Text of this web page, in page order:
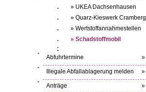
» UKEA Dachsenhausen
» Quarz-Kieswerk Cramberg
» Wertstoffannahmestellen
» Schadstoffmobil
Abfuhrtermine »
Illegale Abfallablagerung melden »
Anträge »